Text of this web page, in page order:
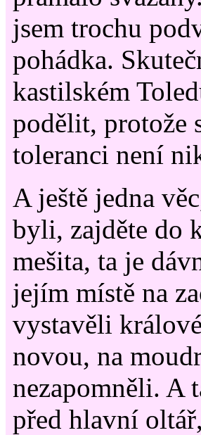
jsem trochu
pohádka.
kastilském
podělit, protože
toleranci není
A ještě jedna
byli, zajděte do
mešita, ta je
jejím místě na
vystavěli
novou, na
nezapomněli. A
před hlavní